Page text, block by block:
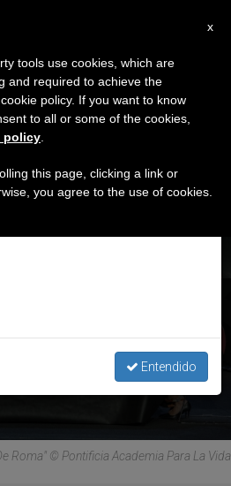
‘firma’
una Ética de la Inteligencia
Roma" © Pontificia Academia Para La Vida
×
agosto haremos la pausa
en el periodo de verano
y también el
Entendido
x
tools use cookies, which are
and required to achieve the
policy. If you want to know
to all or some of the cookies,
policy
this page, clicking a link or
you agree to the use of cookies.